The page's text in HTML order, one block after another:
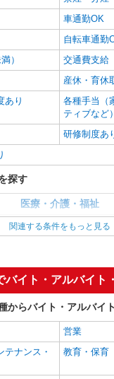
車通勤OK
自転車通勤
）
交通費支給
産休・育休
あり
各種手当（
ティブなど
研修制度あ
探す
医療・介護・福祉
ミドル（40
車通勤OK
社会保険あり
関連する条件をもっと見る
バイト・アルバイト
からバイト・アルバイ
営業
テナンス・
教育・保育